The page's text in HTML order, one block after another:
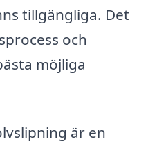
tillgängliga. Det
och
möjliga
är en